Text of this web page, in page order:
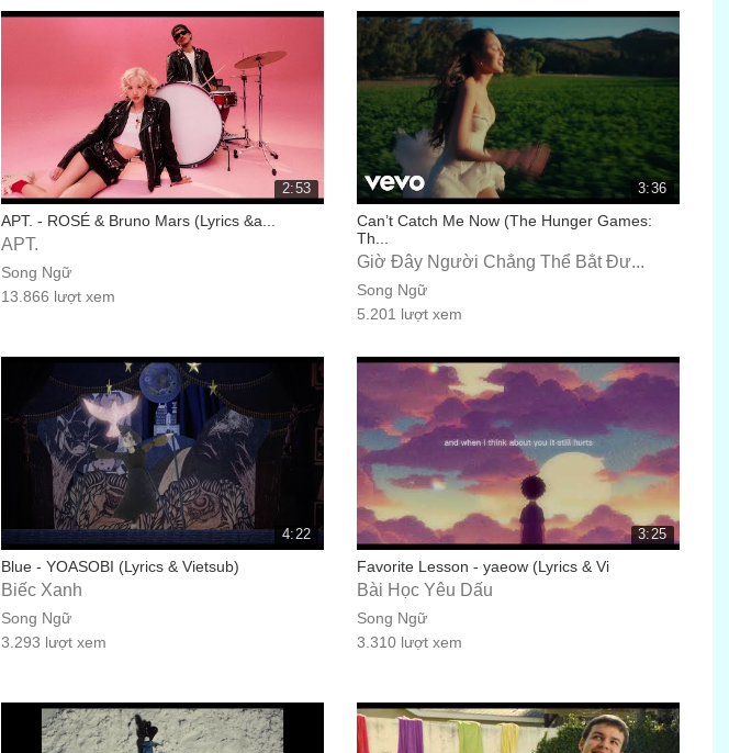
2:53
APT. - ROSÉ & Bruno Mars (Lyrics &a...
APT.
Song Ngữ
13.866 lượt xem
3:36
Can’t Catch Me Now (The Hunger Games:
Th...
Giờ Đây Người Chẳng Thể Bắt Đư...
Song Ngữ
5.201 lượt xem
4:22
Blue - YOASOBI (Lyrics & Vietsub)
Biếc Xanh
Song Ngữ
3.293 lượt xem
3:25
Favorite Lesson - yaeow (Lyrics & Vi
Bài Học Yêu Dấu
Song Ngữ
3.310 lượt xem